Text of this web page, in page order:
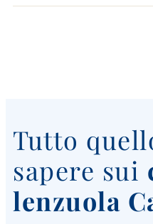
Tutto
sapere sui
lenzuola